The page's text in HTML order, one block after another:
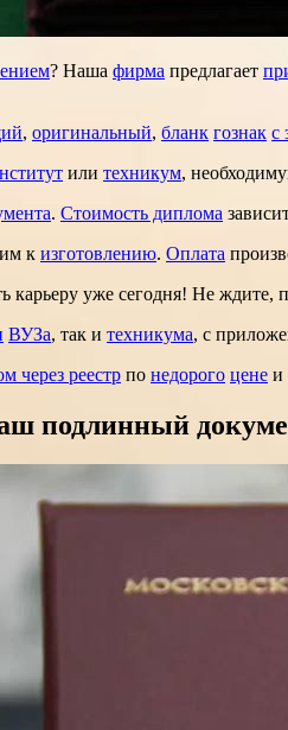
? Наша фирма предлагает
, оригинальный, бланк гознак с
или техникум,
. Стоимость диплома
к изготовлению. Оплата
карьеру уже сегодня! Не
ВУЗа, так и техникума, с
через реестр по недорого цене и
подлинный